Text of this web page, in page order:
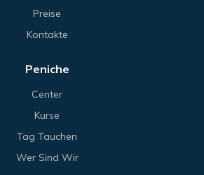
Preise
Kontakte
Peniche
Center
Kurse
Tag Tauchen
Wer Sind Wir